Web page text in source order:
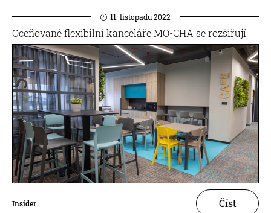
11. listopadu 2022
Oceňované flexibilní kanceláře MO-CHA se rozšiřují
Insider Číst